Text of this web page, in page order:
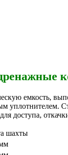
емкость,
доступа,
шахты